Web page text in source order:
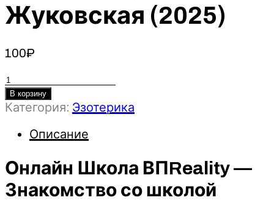
Жуковская (2025)
100₽
Количество
товара
Онлайн
ВПReality-
со
школой
-
В корзину
Категория: Эзотерика
Описание
Онлайн Школа ВПReality —
Знакомство со школой